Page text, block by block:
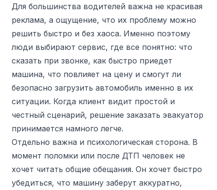
Для большинства водителей важна не красивая
реклама, а ощущение, что их проблему можно
решить быстро и без хаоса. Именно поэтому
люди выбирают сервис, где все понятно: что
сказать при звонке, как быстро приедет
машина, что повлияет на цену и смогут ли
безопасно загрузить автомобиль именно в их
ситуации. Когда клиент видит простой и
честный сценарий, решение заказать эвакуатор
принимается намного легче.
Отдельно важна и психологическая сторона. В
момент поломки или после ДТП человек не
хочет читать общие обещания. Он хочет быстро
убедиться, что машину заберут аккуратно,